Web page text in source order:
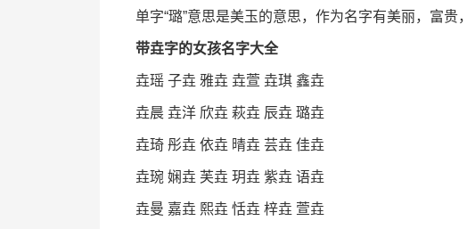
单字“璐”意思是美玉的意思，作为名字有美丽，富贵
带垚字的女孩名字大全
垚瑶 子垚 雅垚 垚萱 垚琪 鑫垚
垚晨 垚洋 欣垚 萩垚 辰垚 璐垚
垚琦 彤垚 依垚 晴垚 芸垚 佳垚
垚琬 娴垚 芙垚 玥垚 紫垚 语垚
垚曼 嘉垚 熙垚 恬垚 梓垚 萱垚